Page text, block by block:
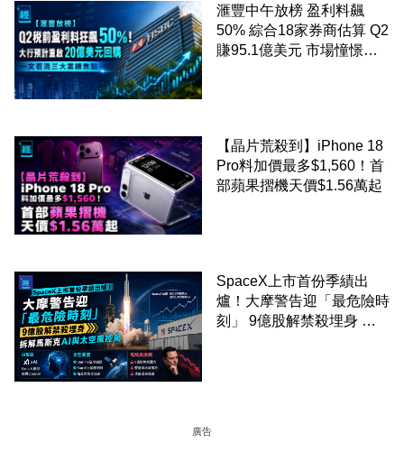
滙豐中午放榜 盈利料飆
50% 綜合18家券商估算 Q2
賺95.1億美元 市場憧憬重
【晶片荒殺到】iPhone 18
Pro料加價最多$1,560！首
部蘋果摺機天價$1.56萬起
SpaceX上市首份季績出
爐！大摩警告迎「最危險時
刻」 9億股解禁殺埋身 拆
廣告